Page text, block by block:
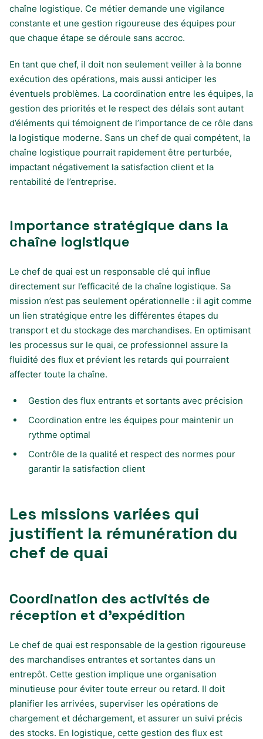
chaîne logistique. Ce métier demande une vigilance
constante et une gestion rigoureuse des équipes pour
que chaque étape se déroule sans accroc.
En tant que chef, il doit non seulement veiller à la bonne
exécution des opérations, mais aussi anticiper les
éventuels problèmes. La coordination entre les équipes, la
gestion des priorités et le respect des délais sont autant
d’éléments qui témoignent de l’importance de ce rôle dans
la logistique moderne. Sans un chef de quai compétent, la
chaîne logistique pourrait rapidement être perturbée,
impactant négativement la satisfaction client et la
rentabilité de l’entreprise.
Importance stratégique dans la
chaîne logistique
Le chef de quai est un responsable clé qui influe
directement sur l’efficacité de la chaîne logistique. Sa
mission n’est pas seulement opérationnelle : il agit comme
un lien stratégique entre les différentes étapes du
transport et du stockage des marchandises. En optimisant
les processus sur le quai, ce professionnel assure la
fluidité des flux et prévient les retards qui pourraient
affecter toute la chaîne.
Gestion des flux entrants et sortants avec précision
Coordination entre les équipes pour maintenir un
rythme optimal
Contrôle de la qualité et respect des normes pour
garantir la satisfaction client
Les missions variées qui
justifient la rémunération du
chef de quai
Coordination des activités de
réception et d’expédition
Le chef de quai est responsable de la gestion rigoureuse
des marchandises entrantes et sortantes dans un
entrepôt. Cette gestion implique une organisation
minutieuse pour éviter toute erreur ou retard. Il doit
planifier les arrivées, superviser les opérations de
chargement et déchargement, et assurer un suivi précis
des stocks. En logistique, cette gestion des flux est